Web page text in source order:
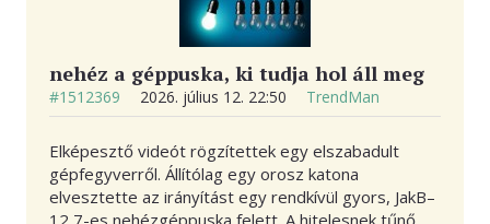
nehéz a géppuska, ki tudja hol áll meg
#1512369 2026. július 12. 22:50 TrendMan
Elképesztő videót rögzítettek egy elszabadult
gépfegyverről. Állítólag egy orosz katona
elvesztette az irányítást egy rendkívül gyors, JakB–
12,7-es nehézgéppuska felett. A hitelesnek tűnő